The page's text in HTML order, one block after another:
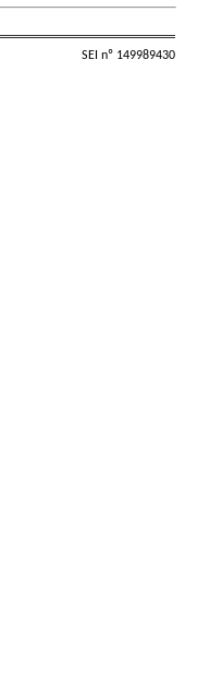
SEI nº 149989430